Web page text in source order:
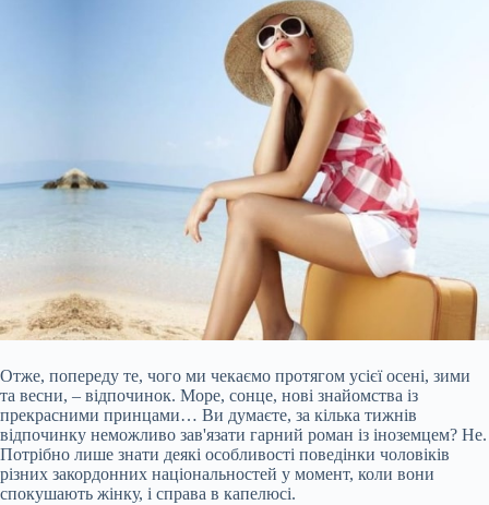
Отже, попереду те, чого ми чекаємо протягом усієї осені, зими
та весни, – відпочинок. Море, сонце, нові знайомства із
прекрасними принцами… Ви думаєте, за кілька тижнів
відпочинку неможливо зав'язати гарний роман із іноземцем? Не.
Потрібно лише знати деякі особливості поведінки чоловіків
різних закордонних національностей у момент, коли вони
спокушають жінку, і справа в капелюсі.